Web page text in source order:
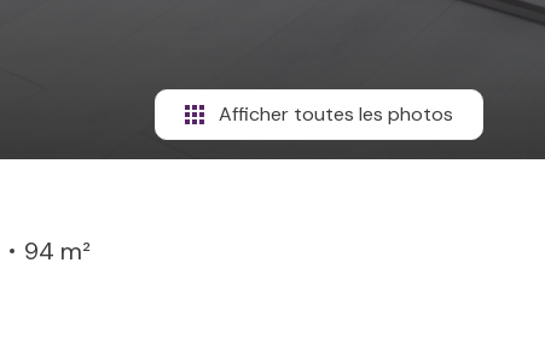
Afficher toutes les photos
94 m²